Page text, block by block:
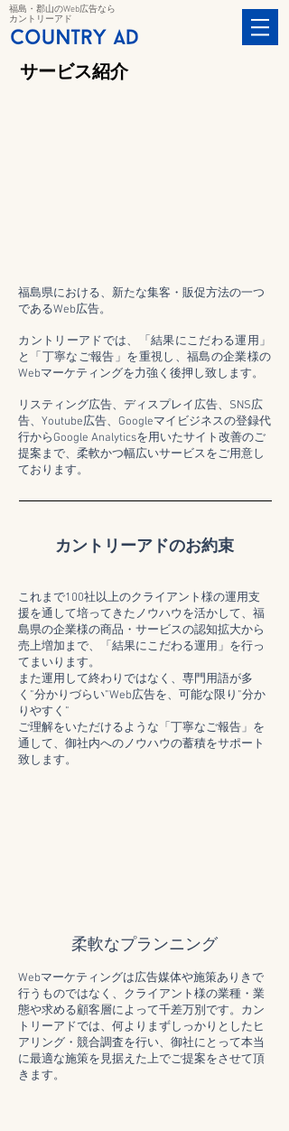
福島・郡山のWeb広告なら
カントリーアド
サービス紹介
福島県における、新たな集客・販促方法の一つ
であるWeb広告。
​カントリーアドでは、「結果にこだわる運用」
と「丁寧なご報告」を重視し、福島の企業様の
Webマーケティングを力強く後押し致します。
​リスティング広告、ディスプレイ広告、SNS広
告、Youtube広告、Googleマイビジネスの登録代
行からGoogle Analyticsを用いたサイト改善のご
提案まで、柔軟かつ幅広いサービスをご用意し
ております。
カントリーアドのお約束
これまで100社以上のクライアント様の運用支
援を通して培ってきたノウハウを活かして、福
島県の企業様の商品・サービスの認知拡大から
売上増加まで、「結果にこだわる運用」を行っ
てまいります。
また運用して終わりではなく、専門用語が多
く”分かりづらい”Web広告を、可能な限り”分か
りやすく”
​ご理解をいただけるような「丁寧なご報告」を
通して、御社内へのノウハウの蓄積をサポート
致します。
​柔軟なプランニング
Webマーケティングは広告媒体や施策ありきで
行うものではなく、クライアント様の業種・業
態や求める顧客層によって千差万別です。カン
トリーアドでは、何よりまずしっかりとしたヒ
アリング・競合調査を行い、御社にとって本当
に最適な施策を見据えた上でご提案をさせて頂
きます。